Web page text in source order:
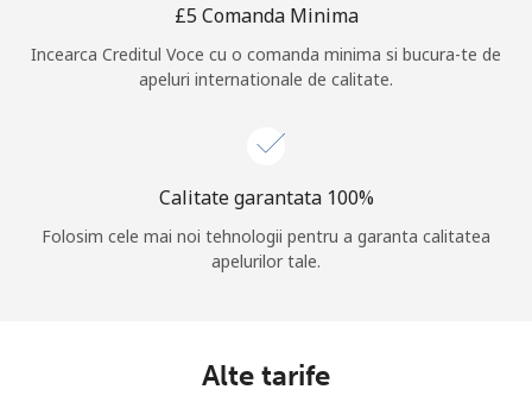
Continua cu
⁦£5⁩ Comanda Minima
Incearca Creditul Voce cu o comanda minima si bucura-te de
apeluri internationale de calitate.
Calitate garantata 100%
Folosim cele mai noi tehnologii pentru a garanta calitatea
apelurilor tale.
Alte tarife